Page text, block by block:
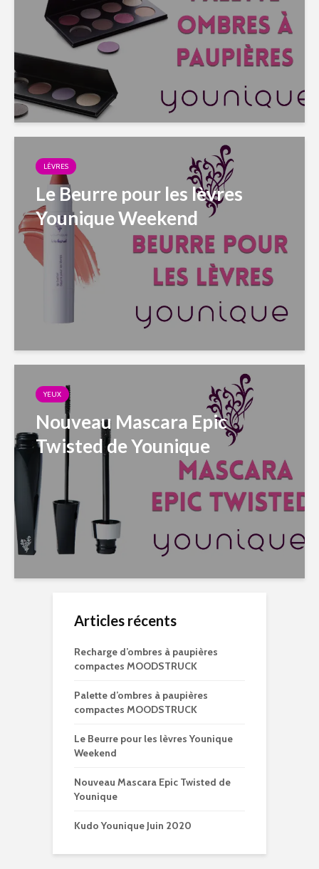
LÈVRES
Le Beurre pour les lèvres
Younique Weekend
YEUX
Nouveau Mascara Epic
Twisted de Younique
Articles récents
Recharge d’ombres à paupières
compactes MOODSTRUCK
Palette d’ombres à paupières
compactes MOODSTRUCK
Le Beurre pour les lèvres Younique
Weekend
Nouveau Mascara Epic Twisted de
Younique
Kudo Younique Juin 2020